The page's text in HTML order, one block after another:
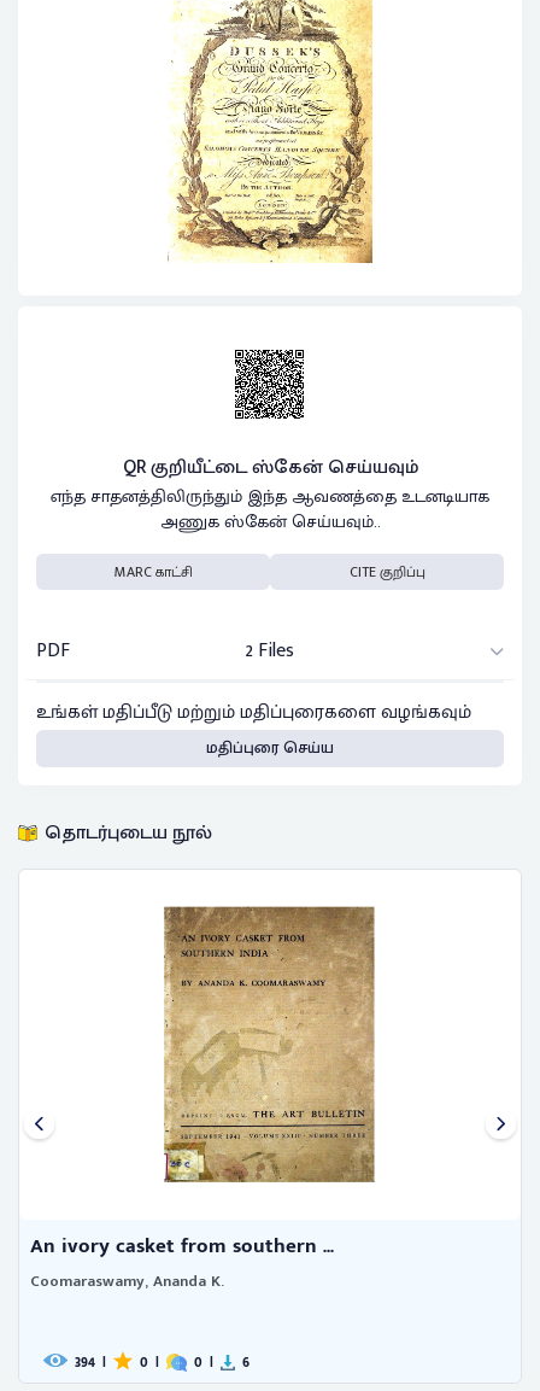
QR குறியீட்டை ஸ்கேன் செய்யவும்
எந்த சாதனத்திலிருந்தும் இந்த ஆவணத்தை உடனடியாக
அணுக ஸ்கேன் செய்யவும்..
MARC காட்சி CITE குறிப்பு
PDF
2 Files
உங்கள் மதிப்பீடு மற்றும் மதிப்புரைகளை வழங்கவும்
மதிப்புரை செய்ய
தொடர்புடைய நூல்
An ivory casket from southern ...
Coomaraswamy, Ananda K.
394 | 0 | 0 | 6